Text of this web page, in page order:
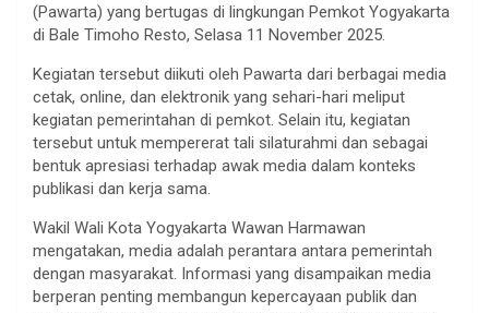
(Pawarta) yang bertugas di lingkungan Pemkot Yogyakarta
di Bale Timoho Resto, Selasa 11 November 2025.
Kegiatan tersebut diikuti oleh Pawarta dari berbagai media
cetak, online, dan elektronik yang sehari-hari meliput
kegiatan pemerintahan di pemkot. Selain itu, kegiatan
tersebut untuk mempererat tali silaturahmi dan sebagai
bentuk apresiasi terhadap awak media dalam konteks
publikasi dan kerja sama.
Wakil Wali Kota Yogyakarta Wawan Harmawan
mengatakan, media adalah perantara antara pemerintah
dengan masyarakat. Informasi yang disampaikan media
berperan penting membangun kepercayaan publik dan